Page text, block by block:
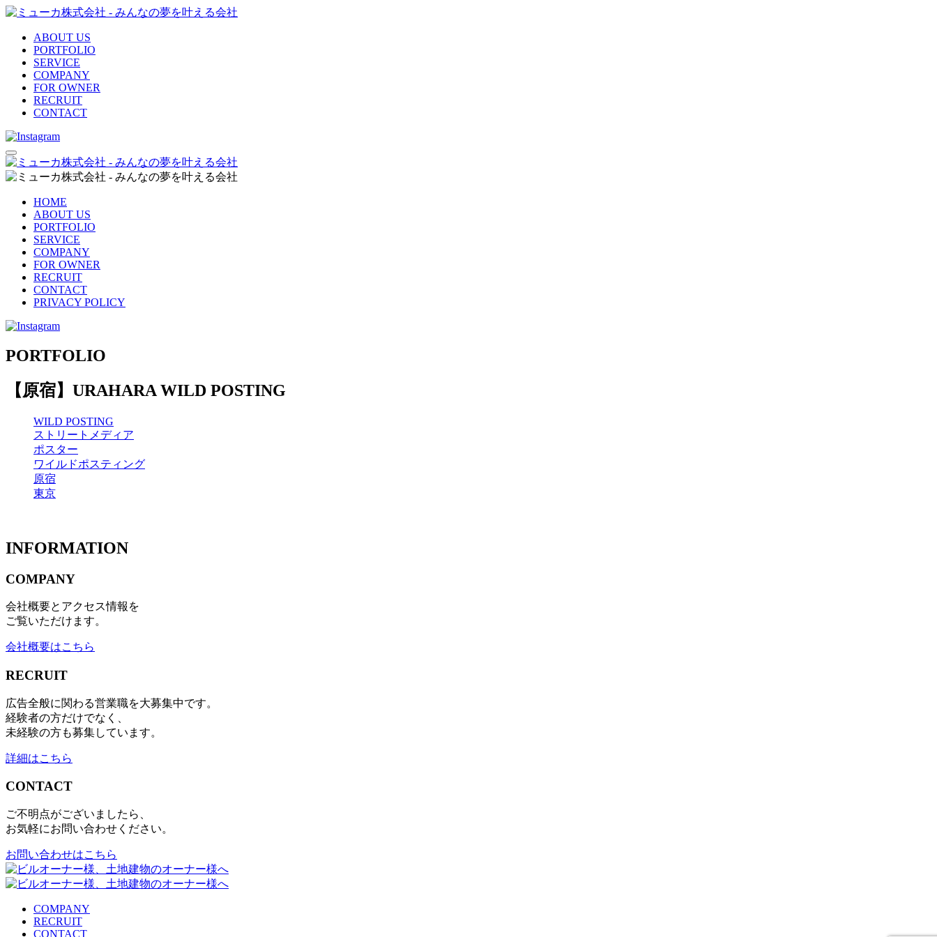
ABOUT US
PORTFOLIO
SERVICE
COMPANY
FOR OWNER
RECRUIT
CONTACT
HOME
ABOUT US
PORTFOLIO
SERVICE
COMPANY
FOR OWNER
RECRUIT
CONTACT
PRIVACY POLICY
PORTFOLIO
【原宿】URAHARA WILD POSTING
WILD POSTING
ストリートメディア
ポスター
ワイルドポスティング
原宿
東京
INFORMATION
COMPANY
会社概要とアクセス情報を
ご覧いただけます。
会社概要はこちら
RECRUIT
広告全般に関わる営業職を大募集中です。
経験者の方だけでなく、
未経験の方も募集しています。
詳細はこちら
CONTACT
ご不明点がございましたら、
お気軽にお問い合わせください。
お問い合わせはこちら
COMPANY
RECRUIT
CONTACT